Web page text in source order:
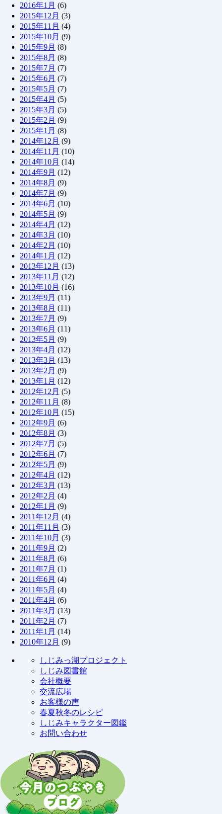
2016年1月 (6)
2015年12月 (3)
2015年11月 (4)
2015年10月 (9)
2015年9月 (8)
2015年8月 (8)
2015年7月 (7)
2015年6月 (7)
2015年5月 (7)
2015年4月 (5)
2015年3月 (5)
2015年2月 (9)
2015年1月 (8)
2014年12月 (9)
2014年11月 (10)
2014年10月 (14)
2014年9月 (12)
2014年8月 (9)
2014年7月 (9)
2014年6月 (10)
2014年5月 (9)
2014年4月 (12)
2014年3月 (10)
2014年2月 (10)
2014年1月 (12)
2013年12月 (13)
2013年11月 (12)
2013年10月 (16)
2013年9月 (11)
2013年8月 (11)
2013年7月 (9)
2013年6月 (11)
2013年5月 (9)
2013年4月 (12)
2013年3月 (13)
2013年2月 (9)
2013年1月 (12)
2012年12月 (5)
2012年11月 (8)
2012年10月 (15)
2012年9月 (6)
2012年8月 (3)
2012年7月 (5)
2012年6月 (7)
2012年5月 (9)
2012年4月 (12)
2012年3月 (13)
2012年2月 (4)
2012年1月 (9)
2011年12月 (4)
2011年11月 (3)
2011年10月 (3)
2011年9月 (2)
2011年8月 (6)
2011年7月 (1)
2011年6月 (4)
2011年5月 (4)
2011年4月 (6)
2011年3月 (13)
2011年2月 (7)
2011年1月 (14)
2010年12月 (9)
しじみっ湖プロジェクト
しじみ図書館
会社概要
交流広場
お客様の声
春夏秋冬のレシピ
しじみキャラクター図鑑
お問い合わせ